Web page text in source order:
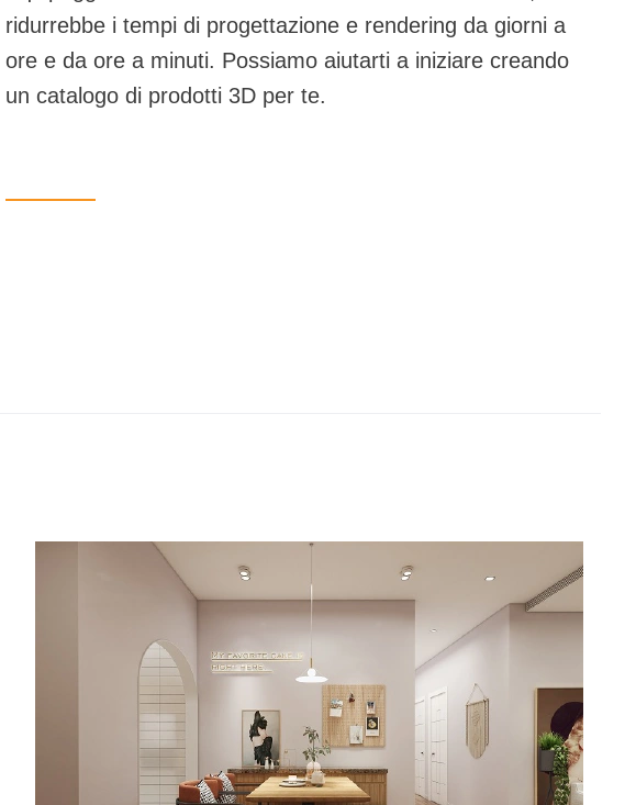
ridurrebbe i tempi di progettazione e rendering da giorni a
ore e da ore a minuti. Possiamo aiutarti a iniziare creando
un catalogo di prodotti 3D per te.